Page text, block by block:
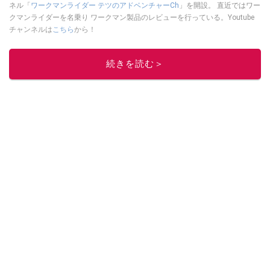
ネル「ワークマンライダー テツのアドベンチャーCh 」を開設。 直近ではワー
クマンライダーを名乗り ワークマン製品のレビューを行っている。Youtube
チャンネルはこちらから！
このイチオシストの他の記事を読む
続きを読む＞